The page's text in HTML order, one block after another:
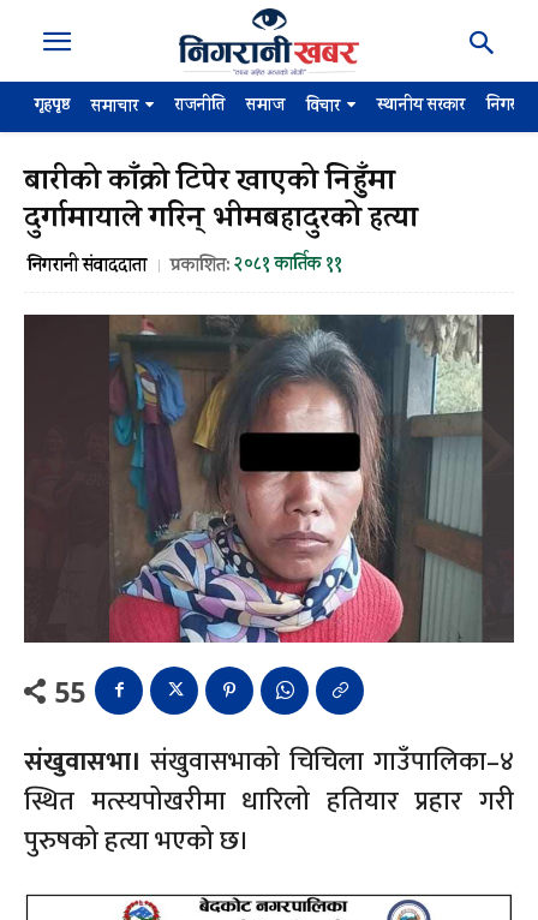
गृहपृष्ठ समाचार राजनीति समाज विचार स्थानीय सरकार
बारीको काँक्रो टिपेर खाएको निहुँमा
दुर्गामायाले गरिन् भीमबहादुरको हत्या
निगरानी संवाददाता प्रकाशित:२०८१ कार्तिक ११
55
संखुवासभा। संखुवासभाको चिचिला गाउँपालिका–४
स्थित मत्स्यपोखरीमा धारिलो हतियार प्रहार गरी
पुरुषको हत्या भएको छ।